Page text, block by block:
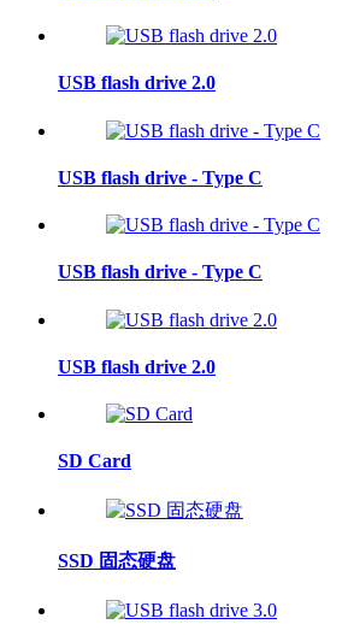
USB flash drive 2.0
USB flash drive - Type C
USB flash drive - Type C
USB flash drive 2.0
SD Card
SSD 固态硬盘